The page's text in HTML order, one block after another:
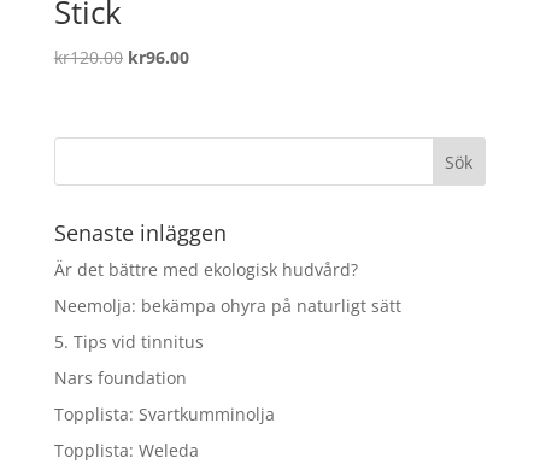
Stick
kr120.00 Det
var:
kr96.00Det
är:
Senaste inläggen
Är det bättre med ekologisk hudvård?
Neemolja: bekämpa ohyra på naturligt sätt
5. Tips vid tinnitus
Nars foundation
Topplista: Svartkumminolja
Topplista: Weleda